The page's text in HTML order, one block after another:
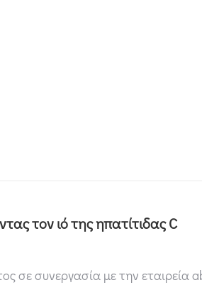
τον ιό της ηπατίτιδας C
σε συνεργασία με την εταιρεία